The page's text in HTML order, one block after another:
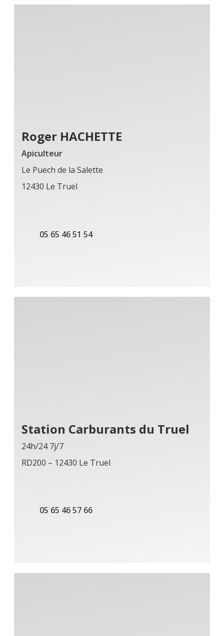
Roger HACHETTE
Apiculteur
Le Puech de la Salette
12430 Le Truel
05 65 46 51 54
Station Carburants du Truel
24h/24 7j/7
RD200 – 12430 Le Truel
05 65 46 57 66